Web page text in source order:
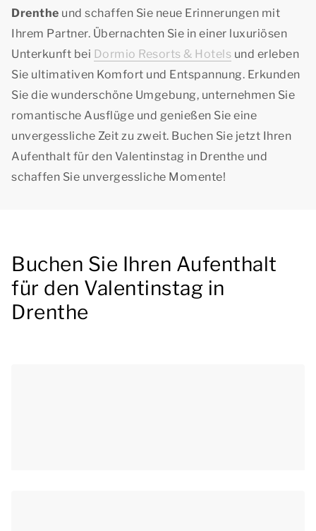
Drenthe und schaffen Sie neue Erinnerungen mit
Ihrem Partner. Übernachten Sie in einer luxuriösen
Unterkunft bei Dormio Resorts & Hotels und erleben
Sie ultimativen Komfort und Entspannung. Erkunden
Sie die wunderschöne Umgebung, unternehmen Sie
romantische Ausflüge und genießen Sie eine
unvergessliche Zeit zu zweit. Buchen Sie jetzt Ihren
Aufenthalt für den Valentinstag in Drenthe und
schaffen Sie unvergessliche Momente!
Buchen Sie Ihren Aufenthalt
für den Valentinstag in
Drenthe